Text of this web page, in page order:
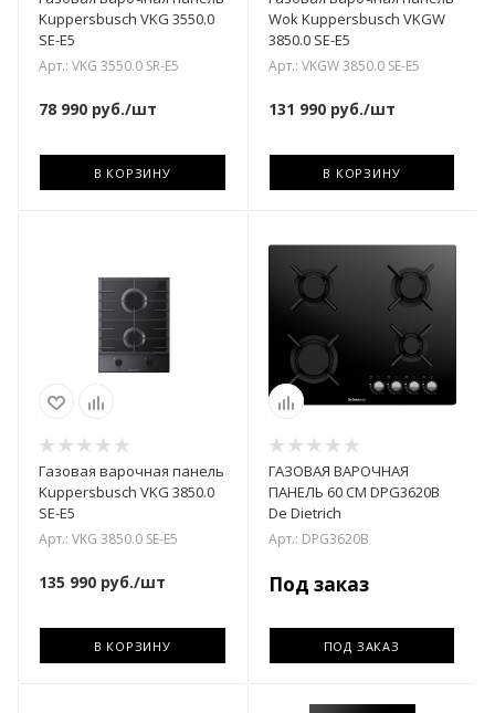
Kuppersbusch VKG 3550.0
SE-E5
Арт.: VKG 3550.0 SR-E5
78 990 руб./шт
В КОРЗИНУ
Wok Kuppersbusch VKGW
3850.0 SE-E5
Арт.: VKGW 3850.0 SE-E5
131 990руб./шт
В КОРЗИНУ
Газовая варочная панель
Kuppersbusch VKG 3850.0
SE-E5
Арт.: VKG 3850.0 SE-E5
135 990 руб./шт
В КОРЗИНУ
ГАЗОВАЯ ВАРОЧНАЯ
ПАНЕЛЬ 60 CM DPG3620B
De Dietrich
Арт.: DPG3620B
Под заказ
ПОД ЗАКАЗ